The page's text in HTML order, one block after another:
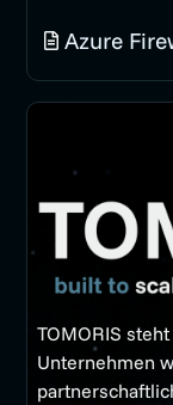
Azure
TOMORIS
Unternehmen